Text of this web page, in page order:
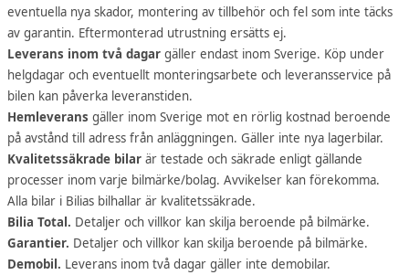
eventuella nya skador, montering av tillbehör och fel som inte täcks
av garantin. Eftermonterad utrustning ersätts ej.
Leverans inom två dagar gäller endast inom Sverige. Köp under
helgdagar och eventuellt monteringsarbete och leveransservice på
bilen kan påverka leveranstiden.
Hemleverans gäller inom Sverige mot en rörlig kostnad beroende
på avstånd till adress från anläggningen. Gäller inte nya lagerbilar.
Kvalitetssäkrade bilar är testade och säkrade enligt gällande
processer inom varje bilmärke/bolag. Avvikelser kan förekomma.
Alla bilar i Bilias bilhallar är kvalitetssäkrade.
Bilia Total. Detaljer och villkor kan skilja beroende på bilmärke.
Garantier. Detaljer och villkor kan skilja beroende på bilmärke.
Demobil. Leverans inom två dagar gäller inte demobilar.